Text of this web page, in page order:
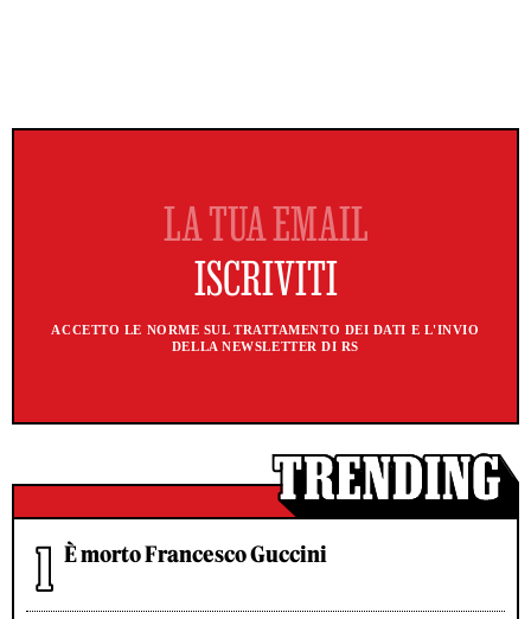
ACCETTO LE NORME SUL TRATTAMENTO DEI DATI E L'INVIO
DELLA NEWSLETTER DI RS
È morto Francesco Guccini